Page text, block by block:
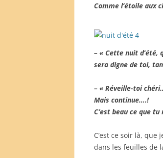
Comme l’étoile aux
– « Cette nuit d’été,
sera digne de toi,
– « Réveille-toi
Mais continue….!
C’est beau ce que
C’est ce soir là, que
dans les feuilles de